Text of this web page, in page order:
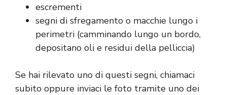
escrementi
segni di sfregamento o macchie lungo i
perimetri (camminando lungo un bordo,
depositano oli e residui della pelliccia)
Se hai rilevato uno di questi segni, chiamaci
subito oppure inviaci le foto tramite uno dei